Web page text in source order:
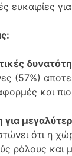
ευκαιρίες
(57%)
και
για
ότι η
ρόλους